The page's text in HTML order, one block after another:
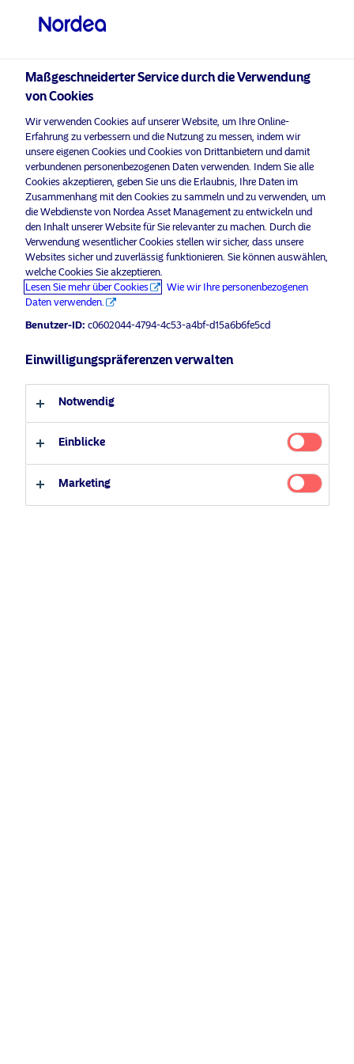
Bitte wählen Sie Ihr Anlegerprofil
aus
Land
Deutschland
Sprache
Deutsch
Professioneller Anleger Privater Anleger
Professioneller Anleger
Februar 7, 2025
Maßgeschneiderter Service durch die Verwendung
von Cookies
Wir verwenden Cookies auf unserer Website, um Ihre Online-
Erfahrung zu verbessern und die Nutzung zu messen, indem wir
unsere eigenen Cookies und Cookies von Drittanbietern und damit
verbundenen personenbezogenen Daten verwenden. Indem Sie alle
Cookies akzeptieren, geben Sie uns die Erlaubnis, Ihre Daten im
Zusammenhang mit den Cookies zu sammeln und zu verwenden, um
die Webdienste von Nordea Asset Management zu entwickeln und
den Inhalt unserer Website für Sie relevanter zu machen. Durch die
Verwendung wesentlicher Cookies stellen wir sicher, dass unsere
Websites sicher und zuverlässig funktionieren. Sie können auswählen,
welche Cookies Sie akzeptieren.
Lesen Sie mehr über Cookies
Wie wir Ihre personenbezogenen
Daten verwenden.
Benutzer-ID: c0602044-4794-4c53-a4bf-d15a6b6fe5cd
Einwilligungspräferenzen verwalten
Notwendig
Einblicke
Marketing